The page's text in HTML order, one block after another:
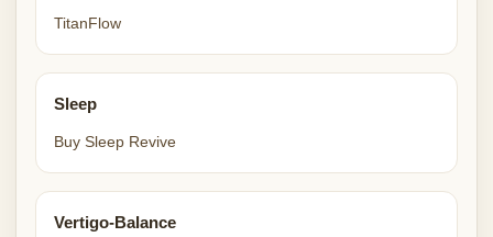
TitanFlow
Sleep
Buy Sleep Revive
Vertigo-Balance